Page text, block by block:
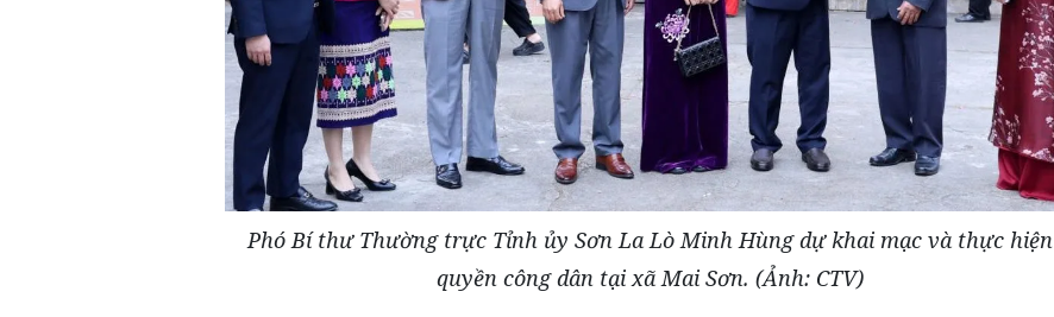
Phó Bí thư Thường trực Tỉnh ủy Sơn La Lò Minh Hùng dự khai mạc và thực hiện
quyền công dân tại xã Mai Sơn. (Ảnh: CTV)